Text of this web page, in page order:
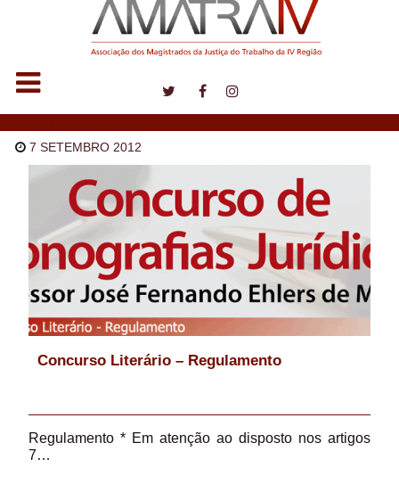
7 SETEMBRO 2012
Concurso Literário – Regulamento
Regulamento * Em atenção ao disposto nos artigos
7…